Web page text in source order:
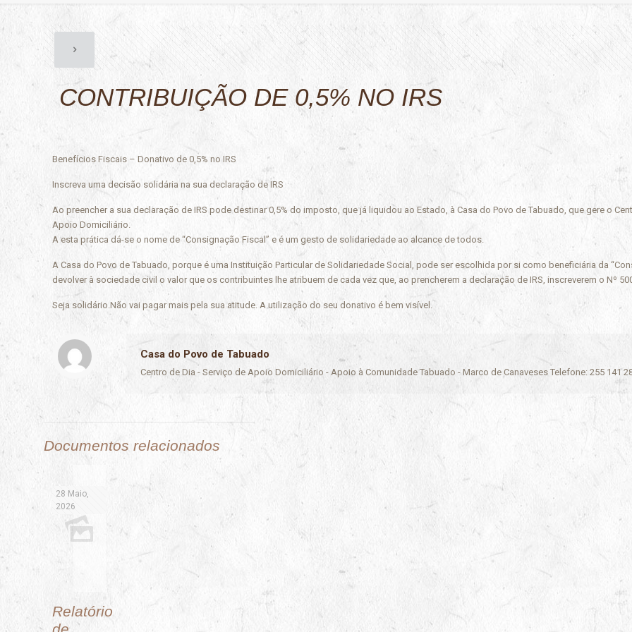
CONTRIBUIÇÃO DE 0,5% NO IRS
Benefícios Fiscais – Donativo de 0,5% no IRS
Inscreva uma decisão solidária na sua declaração de IRS
Ao preencher a sua declaração de IRS pode destinar 0,5% do imposto, que já liquidou ao Estado, à Casa do Povo de Tabuado, que gere o
Apoio Domiciliário.
A esta prática dá-se o nome de “Consignação Fiscal” e é um gesto de solidariedade ao alcance de todos.
A Casa do Povo de Tabuado, porque é uma Instituição Particular de Solidariedade Social, pode ser escolhida por si como beneficiária da
devolver à sociedade civil o valor que os contribuintes lhe atribuem de cada vez que, ao prencherem a declaração de IRS, inscreverem o Nº
Seja solidário.Não vai pagar mais pela sua atitude. A utilização do seu donativo é bem visível.
Casa do Povo de Tabuado
Centro de Dia - Serviço de Apoio Domiciliário - Apoio à Comunidade Tabuado - Marco de Canaveses Telefone: 255 141
Documentos relacionados
28 Maio,
2026
Relatório